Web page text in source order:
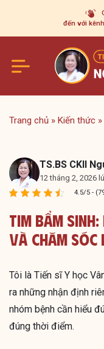
content
đến với
Trang chủ » Kiến thức »
TS.BS CKII
12 tháng 2, 2026
4.5/5 -
Tim Bẩm
Và Chăm
Tôi là Tiến sĩ Y học
ra những nhận định
nhóm bệnh cần hiểu
đúng thời điểm.